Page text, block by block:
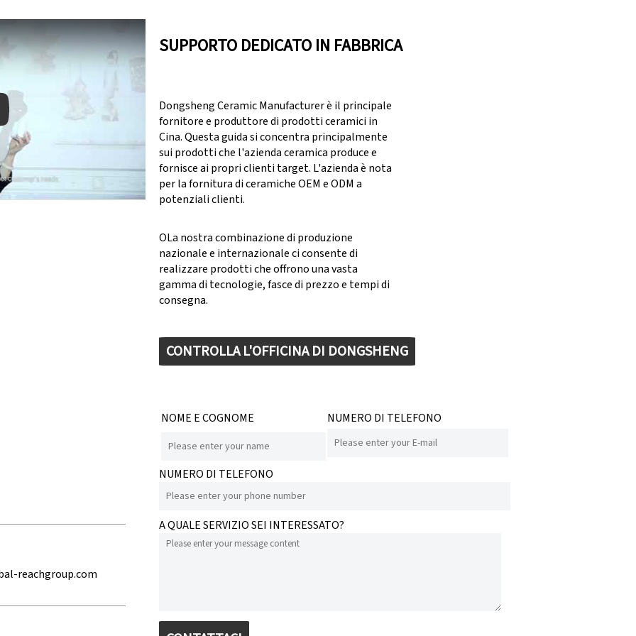
SUPPORTO DEDICATO IN FABBRICA
Dongsheng Ceramic Manufacturer è il principale
fornitore e produttore di prodotti ceramici in
Cina. Questa guida si concentra principalmente
sui prodotti che l'azienda ceramica produce e
fornisce ai propri clienti target. L'azienda è nota
per la fornitura di ceramiche OEM e ODM a
potenziali clienti.
OLa nostra combinazione di produzione
nazionale e internazionale ci consente di
realizzare prodotti che offrono una vasta
gamma di tecnologie, fasce di prezzo e tempi di
consegna.
CONTROLLA L'OFFICINA DI DONGSHENG
Keynote (Google I/O '18)
reachgroup.com
NOME E COGNOME NUMERO DI TELEFONO
NUMERO DI TELEFONO
A QUALE SERVIZIO SEI INTERESSATO?